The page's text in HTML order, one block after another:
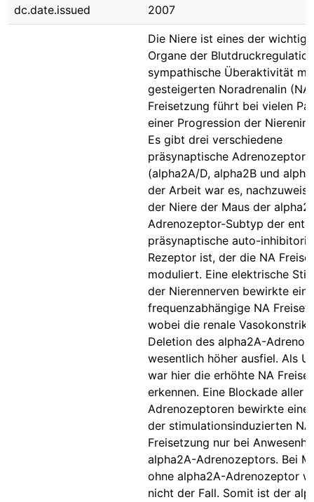
dc.date.issued 2007
Die Niere ist eines der
Organe der
sympathische Überaktivität
gesteigerten Noradrenalin (NA)
Freisetzung führt bei vielen
einer Progression der
Es gibt drei verschiedene
präsynaptische Adrenozeptor-
(alpha2A/D, alpha2B und
der Arbeit war es,
der Niere der Maus der
Adrenozeptor-Subtyp der
präsynaptische auto-
Rezeptor ist, der die NA
moduliert. Eine elektrische
der Nierennerven bewirkte eine
frequenzabhängige NA
wobei die renale
Deletion des alpha2A-
wesentlich höher ausfiel. Als
war hier die erhöhte NA
erkennen. Eine Blockade aller
Adrenozeptoren bewirkte eine
der stimulationsinduzierten NA
Freisetzung nur bei
alpha2A-Adrenozeptors. Bei
ohne alpha2A-Adrenozeptor
nicht der Fall. Somit ist der